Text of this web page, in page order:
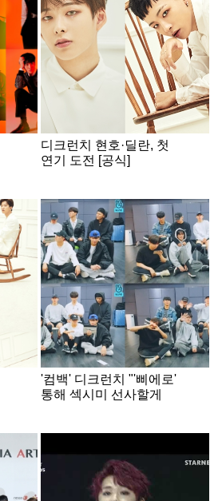
디크런치 현호·딜란, 첫
연기 도전 [공식]
'컴백' 디크런치 "'삐에로'
통해 섹시미 선사할게